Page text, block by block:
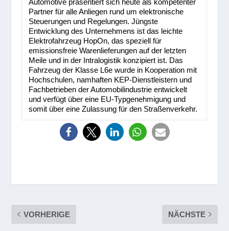
Partner für alle Anliegen rund um elektronische
Steuerungen und Regelungen. Jüngste
Entwicklung des Unternehmens ist das leichte
Elektrofahrzeug HopOn, das speziell für
emissionsfreie Warenlieferungen auf der letzten
Meile und in der Intralogistik konzipiert ist. Das
Fahrzeug der Klasse L6e wurde in Kooperation mit
Hochschulen, namhaften KEP-Dienstleistern und
Fachbetrieben der Automobilindustrie entwickelt
und verfügt über eine EU-Typgenehmigung und
somit über eine Zulassung für den Straßenverkehr.
VORHERIGE NÄCHSTE